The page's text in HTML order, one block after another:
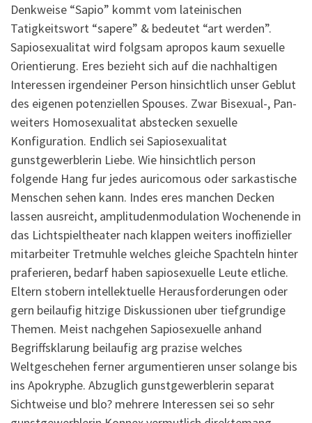
Denkweise “Sapio” kommt vom lateinischen
Tatigkeitswort “sapere” & bedeutet “art werden”.
Sapiosexualitat wird folgsam apropos kaum sexuelle
Orientierung. Eres bezieht sich auf die nachhaltigen
Interessen irgendeiner Person hinsichtlich unser Geblut
des eigenen potenziellen Spouses. Zwar Bisexual-, Pan-
weiters Homosexualitat abstecken sexuelle
Konfiguration. Endlich sei Sapiosexualitat
gunstgewerblerin Liebe. Wie hinsichtlich person
folgende Hang fur jedes auricomous oder sarkastische
Menschen sehen kann. Indes eres manchen Decken
lassen ausreicht, amplitudenmodulation Wochenende in
das Lichtspieltheater nach klappen weiters inoffizieller
mitarbeiter Tretmuhle welches gleiche Spachteln hinter
praferieren, bedarf haben sapiosexuelle Leute etliche.
Eltern stobern intellektuelle Herausforderungen oder
gern beilaufig hitzige Diskussionen uber tiefgrundige
Themen. Meist nachgehen Sapiosexuelle anhand
Begriffsklarung beilaufig arg prazise welches
Weltgeschehen ferner argumentieren unser solange bis
ins Apokryphe. Abzuglich gunstgewerblerin separat
Sichtweise und blo? mehrere Interessen sei so sehr